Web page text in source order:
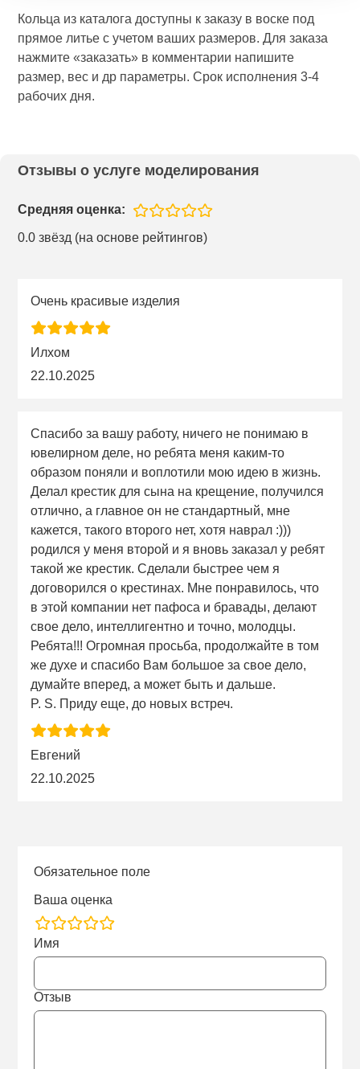
Кольца из каталога доступны к заказу в воске под
прямое литье с учетом ваших размеров. Для заказа
нажмите «заказать» в комментарии напишите
размер, вес и др параметры. Срок исполнения 3-4
рабочих дня.
Отзывы о услуге моделирования
Средняя оценка:
0.0 звёзд (на основе рейтингов)
Очень красивые изделия
Илхом
22.10.2025
Спасибо за вашу работу, ничего не понимаю в
ювелирном деле, но ребята меня каким-то
образом поняли и воплотили мою идею в жизнь.
Делал крестик для сына на крещение, получился
отлично, а главное он не стандартный, мне
кажется, такого второго нет, хотя наврал :)))
родился у меня второй и я вновь заказал у ребят
такой же крестик. Сделали быстрее чем я
договорился о крестинах. Мне понравилось, что
в этой компании нет пафоса и бравады, делают
свое дело, интеллигентно и точно, молодцы.
Ребята!!! Огромная просьба, продолжайте в том
же духе и спасибо Вам большое за свое дело,
думайте вперед, а может быть и дальше.
P. S. Приду еще, до новых встреч.
Евгений
22.10.2025
Обязательное поле
Ваша оценка
rating
fields
Имя
Отзыв